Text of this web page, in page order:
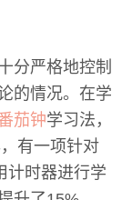
分严格地控制
的情况。在学
茄钟学习法，
有一项针对
计时器进行学